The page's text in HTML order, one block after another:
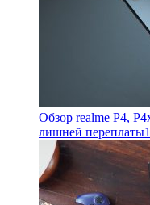
Обзор realme P4,
лишней переплаты